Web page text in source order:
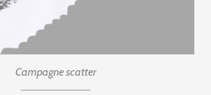
Campagne scatter